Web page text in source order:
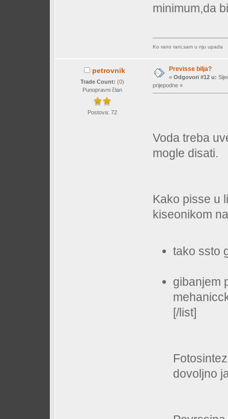
minimum,da
Ko rano rani,sam u nju upada
petrovnik
Trade Count: (0)
Punopravni član
Postova: 72
Previsse bilja?
« Odgovori #12 u:
prijepodne »
Voda treba
mogle disati.
Kako pisse u
kiseonikom
tako ssto
gibanjem
[/list]
dovoljno